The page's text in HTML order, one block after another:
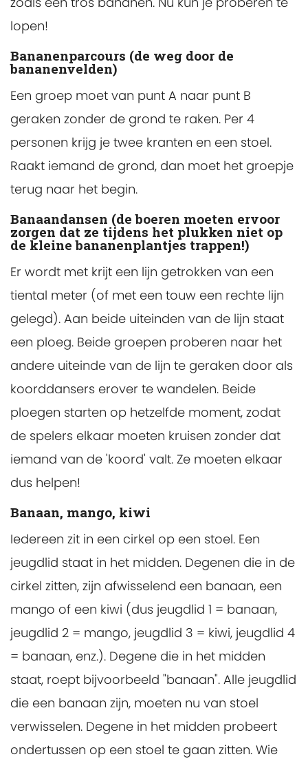
lopen!
Bananenparcours (de weg door de
bananenvelden)
Een groep moet van punt A naar punt B
geraken zonder de grond te raken. Per 4
personen krijg je twee kranten en een stoel.
Raakt iemand de grond, dan moet het groepje
terug naar het begin.
Banaandansen (de boeren moeten ervoor
zorgen dat ze tijdens het plukken niet op
de kleine bananenplantjes trappen!)
Er wordt met krijt een lijn getrokken van een
tiental meter (of met een touw een rechte lijn
gelegd). Aan beide uiteinden van de lijn staat
een ploeg. Beide groepen proberen naar het
andere uiteinde van de lijn te geraken door als
koorddansers erover te wandelen. Beide
ploegen starten op hetzelfde moment, zodat
de spelers elkaar moeten kruisen zonder dat
iemand van de 'koord' valt. Ze moeten elkaar
dus helpen!
Banaan, mango, kiwi
Iedereen zit in een cirkel op een stoel. Een
jeugdlid staat in het midden. Degenen die in de
cirkel zitten, zijn afwisselend een banaan, een
mango of een kiwi (dus jeugdlid 1 = banaan,
jeugdlid 2 = mango, jeugdlid 3 = kiwi, jeugdlid 4
= banaan, enz.). Degene die in het midden
staat, roept bijvoorbeeld "banaan". Alle jeugdlid
die een banaan zijn, moeten nu van stoel
verwisselen. Degene in het midden probeert
ondertussen op een stoel te gaan zitten. Wie